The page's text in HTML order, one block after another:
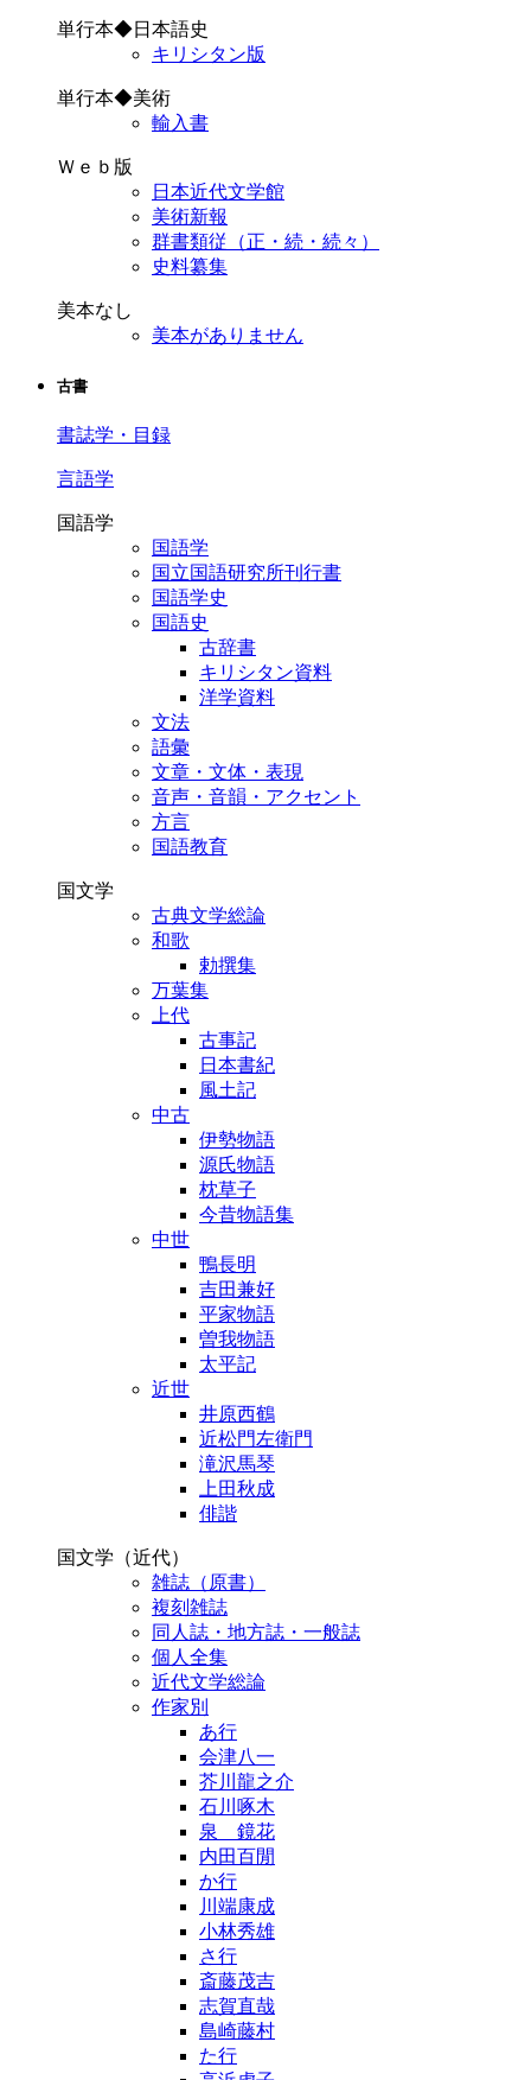
単行本◆日本語史
キリシタン版
単行本◆美術
輸入書
Ｗｅｂ版
日本近代文学館
美術新報
群書類従（正・続・続々）
史料纂集
美本なし
美本がありません
古書
書誌学・目録
言語学
国語学
国語学
国立国語研究所刊行書
国語学史
国語史
古辞書
キリシタン資料
洋学資料
文法
語彙
文章・文体・表現
音声・音韻・アクセント
方言
国語教育
国文学
古典文学総論
和歌
勅撰集
万葉集
上代
古事記
日本書紀
風土記
中古
伊勢物語
源氏物語
枕草子
今昔物語集
中世
鴨長明
吉田兼好
平家物語
曽我物語
太平記
近世
井原西鶴
近松門左衛門
滝沢馬琴
上田秋成
俳諧
国文学（近代）
雑誌（原書）
複刻雑誌
同人誌・地方誌・一般誌
個人全集
近代文学総論
作家別
あ行
会津八一
芥川龍之介
石川啄木
泉 鏡花
内田百閒
か行
川端康成
小林秀雄
さ行
斎藤茂吉
志賀直哉
島崎藤村
た行